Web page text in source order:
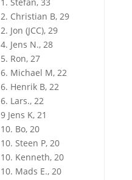
2. Christian B, 29
2. Jon (JCC), 29
4. Jens N., 28
5. Ron, 27
6. Michael M, 22
6. Henrik B, 22
6. Lars., 22
9 Jens K, 21
10. Bo, 20
10. Steen P, 20
10. Kenneth, 20
10. Mads E., 20